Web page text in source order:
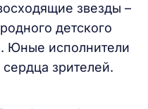
звезды –
детского
Юные исполнители
зрителей.